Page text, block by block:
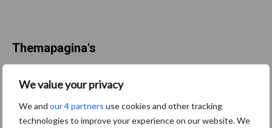
We value your privacy
We and our 4 partners use cookies and other tracking
technologies to improve your experience on our website. We
Themapagina's
Diergezondheid Bemesting